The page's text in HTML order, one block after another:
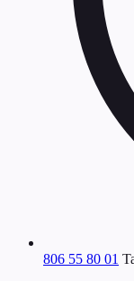
806 55 80 01